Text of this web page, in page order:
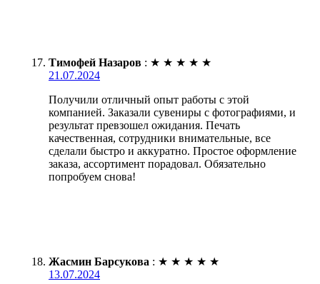
Тимофей Назаров : ★ ★ ★ ★ ★
21.07.2024
Получили отличный опыт работы с этой
компанией. Заказали сувениры с фотографиями, и
результат превзошел ожидания. Печать
качественная, сотрудники внимательные, все
сделали быстро и аккуратно. Простое оформление
заказа, ассортимент порадовал. Обязательно
попробуем снова!
Жасмин Барсукова : ★ ★ ★ ★ ★
13.07.2024